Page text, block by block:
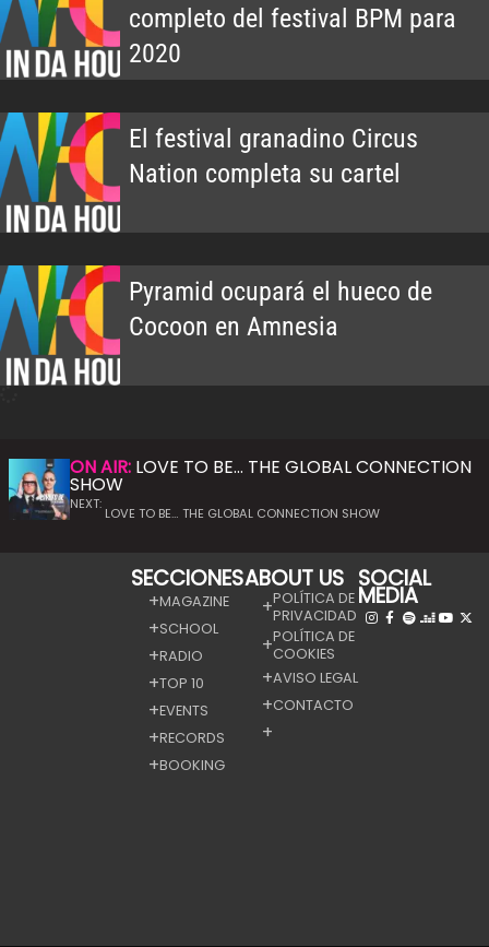
completo del festival BPM para
2020
El festival granadino Circus
Nation completa su cartel
Pyramid ocupará el hueco de
Cocoon en Amnesia
ON AIR:LOVE TO BE… THE GLOBAL CONNECTION
SHOW
NEXT:
LOVE TO BE… THE GLOBAL CONNECTION SHOW
SECCIONES
MAGAZINE
SCHOOL
RADIO
TOP 10
EVENTS
RECORDS
BOOKING
ABOUT US
POLÍTICA DE
PRIVACIDAD
POLÍTICA DE
COOKIES
AVISO LEGAL
CONTACTO
SOCIAL
MEDIA